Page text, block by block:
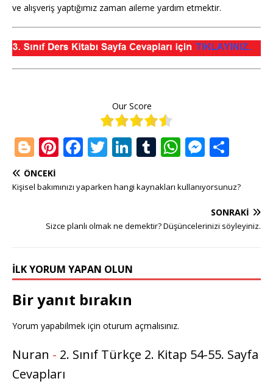
ve alışveriş yaptığımız zaman aileme yardım etmektir.
Our Score
Bl
o
g
Pi
te
e
F
c
b
o
k
T
it
r
Li
k
dI
T
m
r
W
at
A
M
ss
e
n
r
ar
e
ÖNCEKI
Kişisel bakımınızı yaparken hangi kaynakları kullanıyorsunuz?
SONRAKI
Sizce planlı olmak ne demektir? Düşüncelerinizi söyleyiniz.
İLK YORUM YAPAN OLUN
Bir yanıt bırakın
Yorum yapabilmek için oturum açmalısınız.
Nuran - 2. Sınıf Türkçe 2. Kitap 54-55. Sayfa
Cevapları